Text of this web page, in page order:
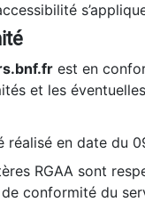
est en
et les
réalisé en date du
RGAA sont
conformité du